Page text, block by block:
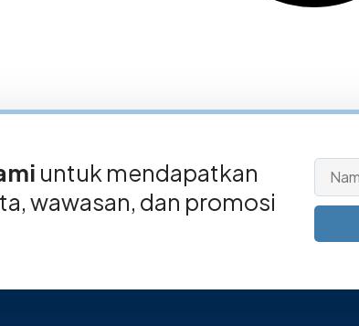
untuk mendapatkan
wawasan, dan promosi